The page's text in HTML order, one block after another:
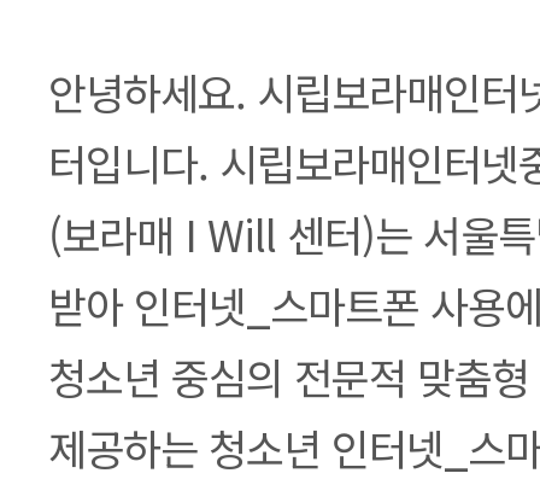
안녕하세요. 시립보라매인터
터입니다. 시립보라매인터넷
(보라매 I Will 센터)는 서울
받아 인터넷_스마트폰 사용
청소년 중심의 전문적 맞춤
제공하는 청소년 인터넷_스